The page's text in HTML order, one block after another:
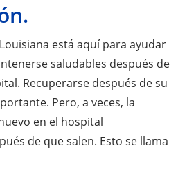
está aquí para ayudar
saludables después de
Recuperarse después de su
Pero, a veces, la
en el hospital
de que salen. Esto se llama